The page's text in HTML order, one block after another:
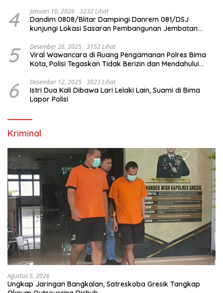
4 Januari 10, 2026 3232 Lihat
Dandim 0808/Blitar Dampingi Danrem 081/DSJ
kunjungi Lokasi Sasaran Pembangunan Jembatan
5 Desember 26, 2025 3152 Lihat
Viral Wawancara di Ruang Pengamanan Polres Bima
Kota, Polisi Tegaskan Tidak Berizin dan Mendahului
6 Desember 12, 2025 3023 Lihat
Istri Dua Kali Dibawa Lari Lelaki Lain, Suami di Bima
Lapor Polisi
Kriminal
Agustus 5, 2026
Ungkap Jaringan Bangkalan, Satreskoba Gresik Tangkap